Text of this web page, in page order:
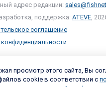
адрес редакции:
поддержка: ATEVE ,
соглашение
просмотр этого сайта, Вы
cookie в соответствии с